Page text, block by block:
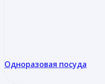
Одноразовая посуда